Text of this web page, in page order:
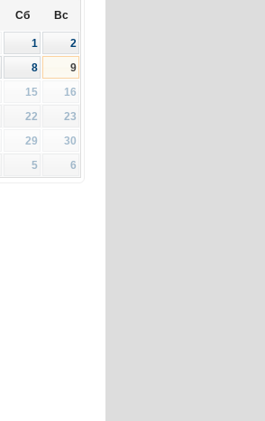
Сб Вс
1
2
8
9
15
16
22
23
29
30
5 6